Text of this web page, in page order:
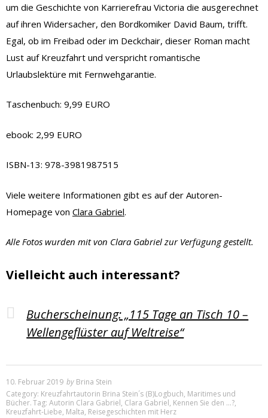
um die Geschichte von Karrierefrau Victoria die ausgerechnet
auf ihren Widersacher, den Bordkomiker David Baum, trifft.
Egal, ob im Freibad oder im Deckchair, dieser Roman macht
Lust auf Kreuzfahrt und verspricht romantische
Urlaubslektüre mit Fernwehgarantie.
Taschenbuch: 9,99 EURO
ebook: 2,99 EURO
ISBN-13: 978-3981987515
Viele weitere Informationen gibt es auf der Autoren-
Homepage von Clara Gabriel.
Alle Fotos wurden mit von Clara Gabriel zur Verfügung gestellt.
Vielleicht auch interessant?
Bucherscheinung: „115 Tage an Tisch 10 –
Wellengeflüster auf Weltreise“
10. Februar 2019 by Brina Stein
Category: Kreuzfahrtautorin Brina Stein´s (B)Logbuch, Maritimes und
Bücher.Tag: Autorin Clara Gabriel, Clara Gabriel, Kennen Sie den ...?,
Kreuzfahrt-Liebe, Malta, Reisegeschichten mit Herz